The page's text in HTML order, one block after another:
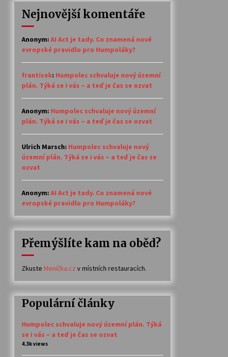
30. 6. 2026
Nejnovější komentáře
Anonym: AI Act je tady. Co znamená nové
evropské pravidlo pro Humpoláky?
frantisek: Humpolec schvaluje nový územní
plán. Týká se i vás – a teď je čas se ozvat
Anonym: Humpolec schvaluje nový územní
plán. Týká se i vás – a teď je čas se ozvat
Ulrich Marsch: Humpolec schvaluje nový
územní plán. Týká se i vás – a teď je čas se
ozvat
Anonym: AI Act je tady. Co znamená nové
evropské pravidlo pro Humpoláky?
Přemýšlíte kam na oběd?
Zkuste Meníčka.cz v místních restauracích.
Populární články
Humpolec schvaluje nový územní plán. Týká
se i vás – a teď je čas se ozvat
4.3k views